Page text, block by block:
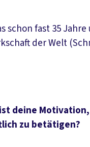
schon fast 35
der Welt
deine
zu betätigen?